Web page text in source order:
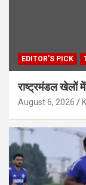
EDITOR'S PICK
राष्ट्रमंडल खेलों
August 6, 2026